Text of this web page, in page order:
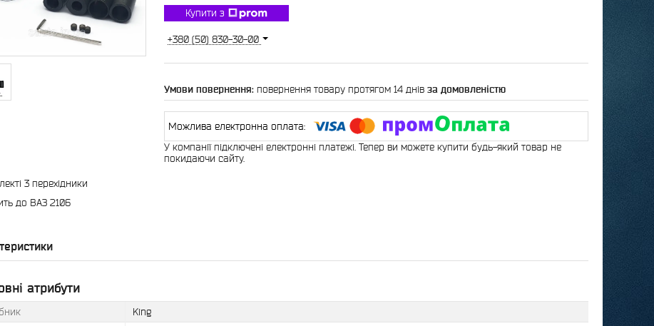
Купити з
+380 (50) 830-30-00
повернення товару протягом 14 днів за домовленістю
У компанії підключені електронні платежі. Тепер ви можете купити будь-який товар не
покидаючи сайту.
3 перехідники
до ВАЗ 2106
атрибути
King